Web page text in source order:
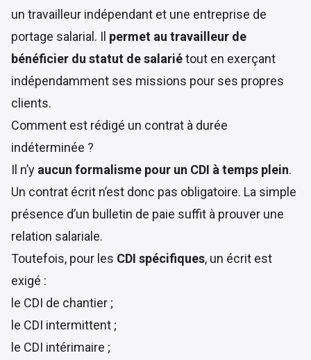
un travailleur indépendant et une entreprise de
portage salarial. Il permet au travailleur de
bénéficier du statut de salariétout en exerçant
indépendamment ses missions pour ses propres
clients.
Comment est rédigé un contrat à durée
indéterminée ?
Il n’y aucun formalisme pour un CDI à temps plein.
Un contrat écrit n’est donc pas obligatoire. La simple
présence d’un bulletin de paie suffit à prouver une
relation salariale.
Toutefois, pour les CDI spécifiques, un écrit est
exigé :
le CDI de chantier ;
le CDI intermittent ;
le CDI intérimaire ;